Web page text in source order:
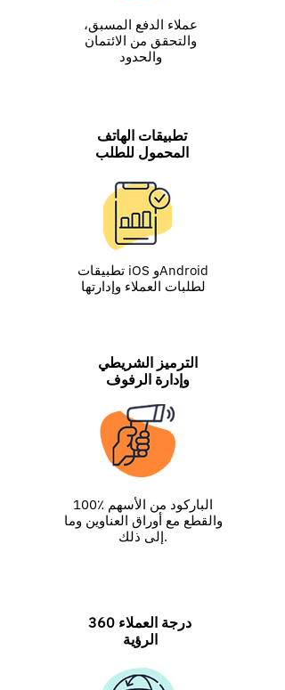
عملاء الدفع المسبق،
والتحقق من الائتمان
والحدود
تطبيقات الهاتف
المحمول للطلب
تطبيقات iOS وAndroid
لطلبات العملاء وإدارتها
الترميز الشريطي
وإدارة الرفوف
100٪ الباركود من الأسهم
والقطع مع أوراق العناوين وما
إلى ذلك.
360 درجة العملاء
الرؤية